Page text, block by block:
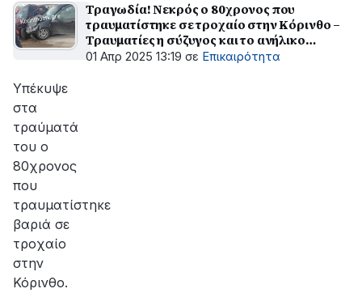
Τραγωδία! Νεκρός ο 80χρονος που
τραυματίστηκε σε τροχαίο στην Κόρινθο –
Τραυματίες η σύζυγος και το ανήλικο
εγγονάκι τους
01 Απρ 2025 13:19 σε Επικαιρότητα
Υπέκυψε
στα
τραύματά
του ο
80χρονος
που
τραυματίστηκε
βαριά σε
τροχαίο
στην
Κόρινθο.